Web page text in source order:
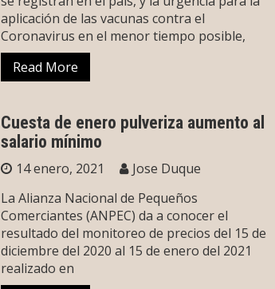
aplicación de las vacunas contra el
Coronavirus en el menor tiempo posible,
Read More
Cuesta de enero pulveriza aumento al
salario mínimo
14 enero, 2021
Jose Duque
La Alianza Nacional de Pequeños
Comerciantes (ANPEC) da a conocer el
resultado del monitoreo de precios del 15 de
diciembre del 2020 al 15 de enero del 2021
realizado en